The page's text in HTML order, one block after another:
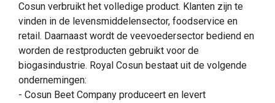
Cosun verbruikt het volledige product. Klanten zijn te
vinden in de levensmiddelensector, foodservice en
retail. Daarnaast wordt de veevoedersector bediend en
worden de restproducten gebruikt voor de
biogasindustrie. Royal Cosun bestaat uit de volgende
ondernemingen:
- Cosun Beet Company produceert en levert